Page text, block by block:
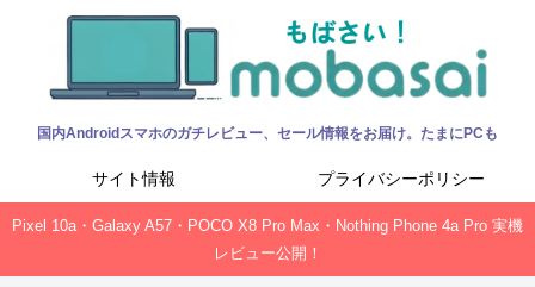
国内Androidスマホのガチレビュー、セール情報をお届け。たまにPCも
サイト情報 プライバシーポリシー
Pixel 10a・Galaxy A57・POCO X8 Pro Max・Nothing Phone 4a Pro 実機
レビュー公開！